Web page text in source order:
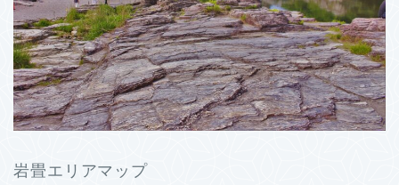
岩畳エリアマップ